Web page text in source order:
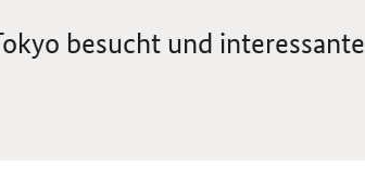
besucht und interessante